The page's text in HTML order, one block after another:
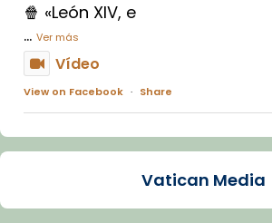
🍿 «León XIV, e
... Ver más
Vídeo
View on Facebook · Share
Arquebisbat de Barcelona
La Carmina va patir depressió.
dos mesos, a l'Estadi Lluís
Vatican Media